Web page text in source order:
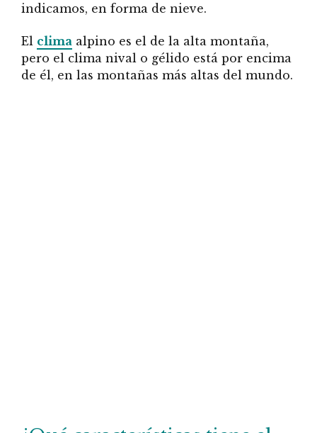
indicamos, en forma de nieve.
El clima alpino es el de la alta montaña,
pero el clima nival o gélido está por encima
de él, en las montañas más altas del mundo.